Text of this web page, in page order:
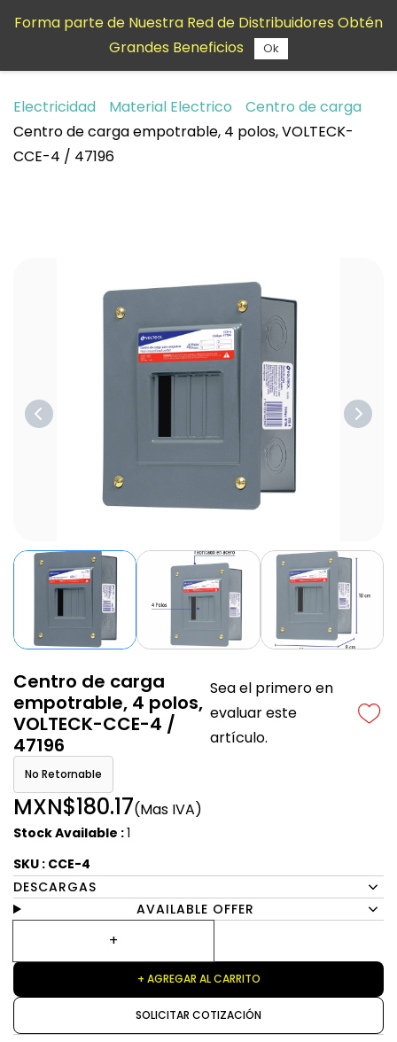
contenido
Electricidad Material Electrico
Centro de carga
Centro de carga empotrable, 4 polos, VOLTECK-
CCE-4 / 47196
Centro de carga
empotrable, 4 polos,
VOLTECK-CCE-4 /
47196
Sea el primero en
evaluar este
artículo.
No Retornable
MXN$180.17(Mas IVA)
Stock Available :1
SKU : CCE-4
DESCARGAS
AVAILABLE OFFER
+ AGREGAR AL CARRITO
SOLICITAR COTIZACIÓN
Forma parte de Nuestra Red de Distribuidores Obtén
Grandes Beneficios
Ok